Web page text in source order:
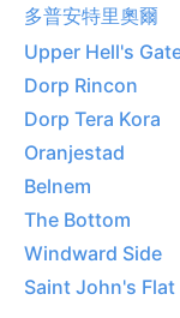
多普安特里奧爾
Upper Hell's
Dorp Rincon
Dorp Tera Kora
Oranjestad
Belnem
The Bottom
Windward Side
Saint John's Flat